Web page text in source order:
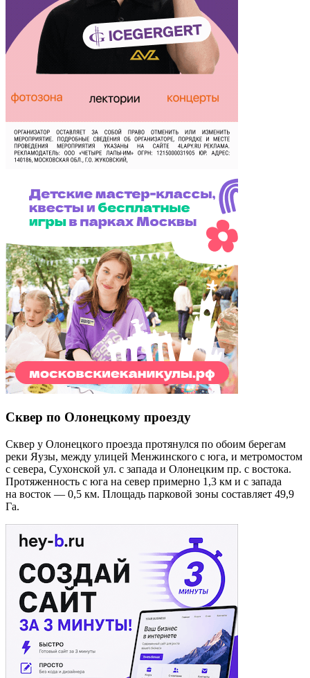
Сквер по Олонецкому проезду
Сквер у Олонецкого проезда протянулся по обоим берегам
реки Яузы, между улицей Менжинского с юга, и метромостом
с севера, Сухонской ул. с запада и Олонецким пр. с востока.
Протяженность с юга на север примерно 1,3 км и с запада
на восток — 0,5 км. Площадь парковой зоны составляет 49,9
Га.